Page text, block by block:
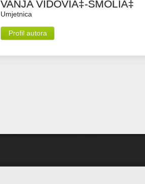
VANJA VIDOVIÄ‡-SMOLIÄ‡
Umjetnica
Profil autora